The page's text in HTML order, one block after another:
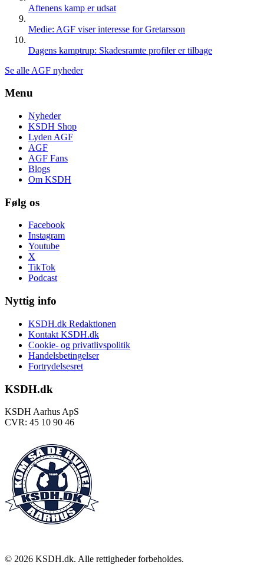
Aftenens kamp er udsat
Medie: AGF viser interesse for Gretarsson
Dagens kamptrup: Skadesramte profiler er tilbage
Se alle AGF nyheder
Menu
Nyheder
KSDH Shop
Lyden AGF
AGF
AGF Fans
Blogs
Om KSDH
Følg os
Facebook
Instagram
Youtube
X
TikTok
Podcast
Nyttig info
KSDH.dk Redaktionen
Kontakt KSDH.dk
Cookie- og privatlivspolitik
Handelsbetingelser
Fortrydelsesret
KSDH.dk
KSDH Aarhus ApS
CVR: 45 10 90 46
© 2026 KSDH.dk. Alle rettigheder forbeholdes.